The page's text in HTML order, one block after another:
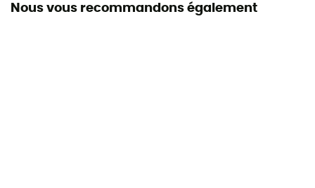
Nous vous recommandons également